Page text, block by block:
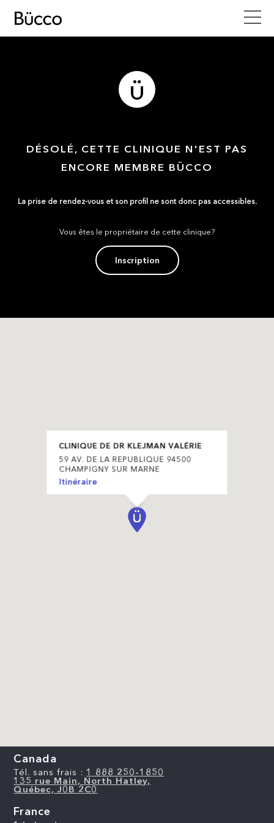
DÉSOLÉ, CETTE CLINIQUE N'EST PAS
ENCORE MEMBRE BÜCCO
La prise de rendez-vous et son profil ne sont donc pas accessibles.
Vous êtes le propriétaire de cette clinique?
Inscription
CLINIQUE DE DR KLEJMAN VALÉRIE
59 AV. DE LA REPUBLIQUE 94500
CHAMPIGNY SUR MARNE
Itinéraire
Canada
Tél. sans frais : 1 888 250-1850
135 rue Main, North Hatley,
Québec, J0B 2C0
France